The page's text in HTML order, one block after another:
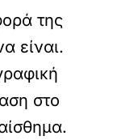
της
είναι.
στο